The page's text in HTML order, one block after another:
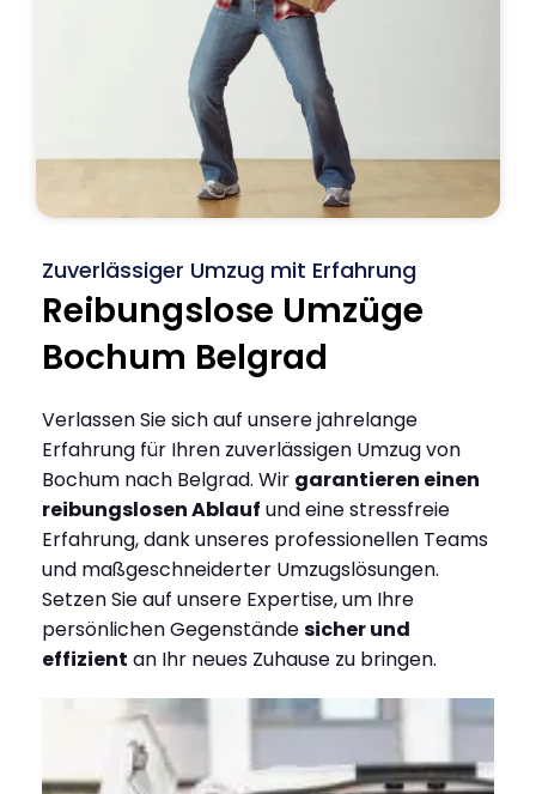
Zuverlässiger Umzug mit Erfahrung
Reibungslose Umzüge
Bochum Belgrad
Verlassen Sie sich auf unsere jahrelange
Erfahrung für Ihren zuverlässigen Umzug von
Bochum nach Belgrad. Wir garantieren einen
reibungslosen Ablauf und eine stressfreie
Erfahrung, dank unseres professionellen Teams
und maßgeschneiderter Umzugslösungen.
Setzen Sie auf unsere Expertise, um Ihre
persönlichen Gegenständesicher und
effizient an Ihr neues Zuhause zu bringen.